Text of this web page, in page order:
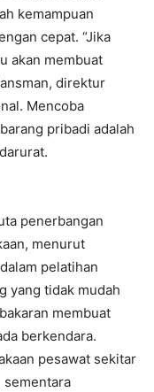
kemampuan
cepat. “Jika
akan membuat
direktur
Mencoba
pribadi adalah
penerbangan
menurut
pelatihan
yang tidak mudah
membuat
berkendara.
pesawat sekitar
sementara